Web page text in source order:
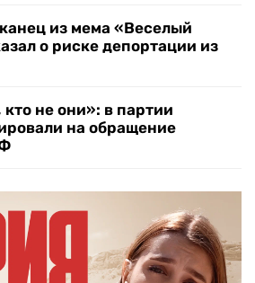
из мема «Веселый
о риске депортации из
не они»: в партии
на обращение